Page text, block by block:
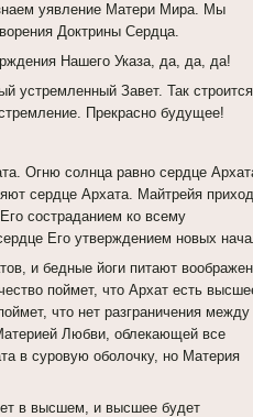
уявление Матери Мира. Мы
Доктрины Сердца.
Нашего Указа, да, да, да!
устремленный Завет. Так строится
Прекрасно будущее!
Огню солнца равно сердце
сердце Архата. Майтрейя
состраданием ко всему
Его утверждением новых
и бедные йоги питают
поймет, что Архат есть
что нет разграничения между
Любви, облекающей все
в суровую оболочку, но Материя
в высшем, и высшее будет